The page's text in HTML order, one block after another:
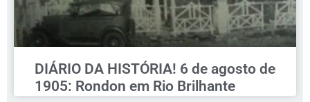
DIÁRIO DA HISTÓRIA! 6 de agosto de
1905: Rondon em Rio Brilhante